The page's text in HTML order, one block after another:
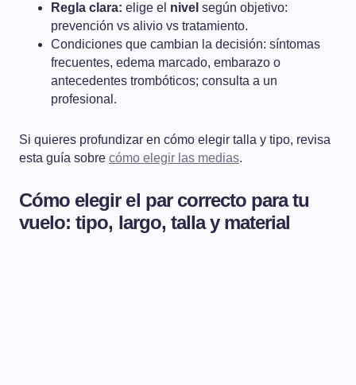
Regla clara: elige el nivel según objetivo:
prevención vs alivio vs tratamiento.
Condiciones que cambian la decisión: síntomas
frecuentes, edema marcado, embarazo o
antecedentes trombóticos; consulta a un
profesional.
Si quieres profundizar en cómo elegir talla y tipo, revisa
esta guía sobre cómo elegir las medias.
Cómo elegir el par correcto para tu
vuelo: tipo, largo, talla y material